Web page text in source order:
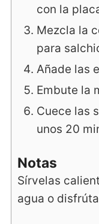
con la
Mezcla la
para
Añade las
Embute la
Cuece las
unos 20
Notas
Sírvelas
agua o